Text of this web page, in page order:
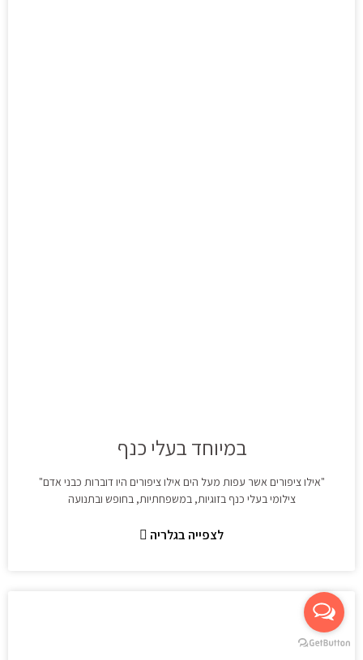
במיוחד בעלי כנף
"אילו ציפורים אשר עפות מעל הים אילו ציפורים היו דוברות כבני אדם"
צילומי בעלי כנף בזוגיות, במשפחתיות, בחופש ובתנועה
לצפייה בגלריה